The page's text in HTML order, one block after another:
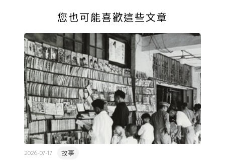
您也可能喜歡這些文章
故事
2026-07-17